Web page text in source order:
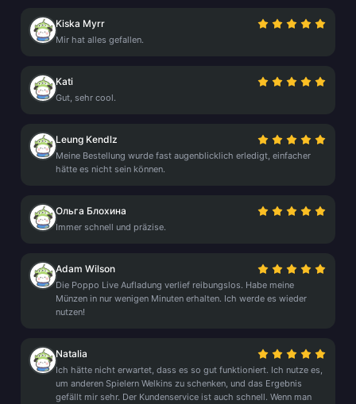
Kiska Myrr
Mir hat alles gefallen.
Kati
Gut, sehr cool.
Leung Kendlz
Meine Bestellung wurde fast augenblicklich erledigt, einfacher
hätte es nicht sein können.
Ольга Блохина
Immer schnell und präzise.
Adam Wilson
Die Poppo Live Aufladung verlief reibungslos. Habe meine
Münzen in nur wenigen Minuten erhalten. Ich werde es wieder
nutzen!
Natalia
Ich hätte nicht erwartet, dass es so gut funktioniert. Ich nutze es,
um anderen Spielern Welkins zu schenken, und das Ergebnis
gefällt mir sehr. Der Kundenservice ist auch schnell. Wenn man